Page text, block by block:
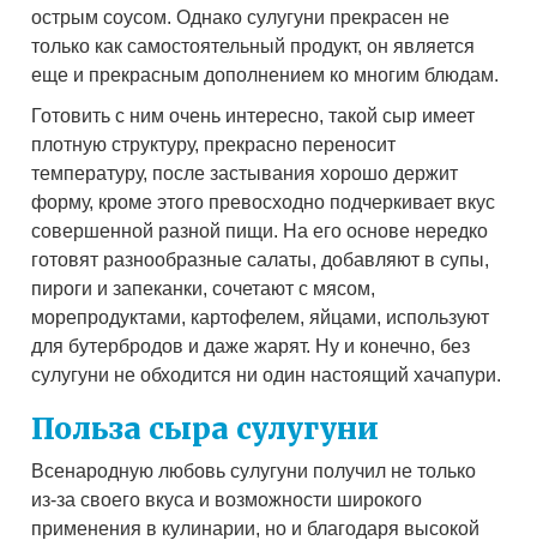
острым соусом. Однако сулугуни прекрасен не
только как самостоятельный продукт, он является
еще и прекрасным дополнением ко многим блюдам.
Готовить с ним очень интересно, такой сыр имеет
плотную структуру, прекрасно переносит
температуру, после застывания хорошо держит
форму, кроме этого превосходно подчеркивает вкус
совершенной разной пищи. На его основе нередко
готовят разнообразные салаты, добавляют в супы,
пироги и запеканки, сочетают с мясом,
морепродуктами, картофелем, яйцами, используют
для бутербродов и даже жарят. Ну и конечно, без
сулугуни не обходится ни один настоящий хачапури.
Польза сыра сулугуни
Всенародную любовь сулугуни получил не только
из-за своего вкуса и возможности широкого
применения в кулинарии, но и благодаря высокой